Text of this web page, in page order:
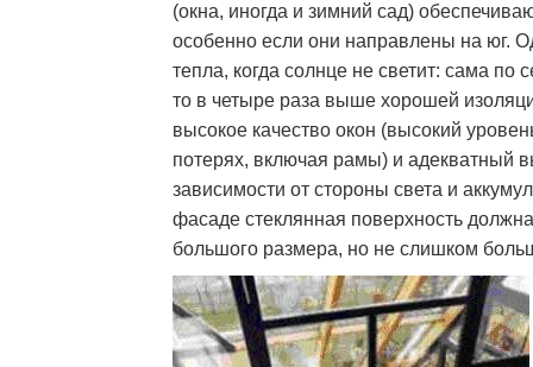
(окна, иногда и зимний сад)
особенно если они направлены на юг.
тепла, когда солнце не светит: сама по
то в четыре раза выше хорошей
высокое качество окон (высокий
потерях, включая рамы) и адекватный
зависимости от стороны света и
фасаде стеклянная поверхность
большого размера, но не слишком